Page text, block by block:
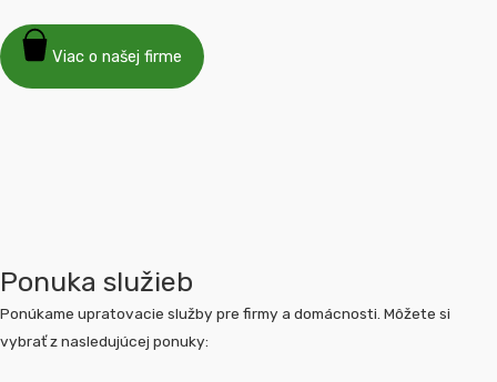
Viac o našej firme
Ponuka služieb
Ponúkame upratovacie služby pre firmy a domácnosti. Môžete si
vybrať z nasledujúcej ponuky: